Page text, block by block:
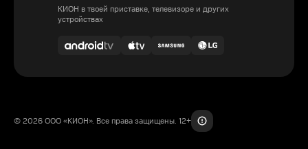
КИОН в твоей приставке, телевизоре и других
устройствах
© 2026 ООО «КИОН». Все права защищены. 12+